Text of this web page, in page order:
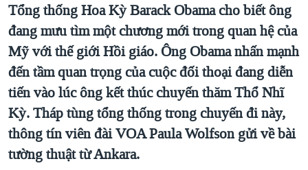
điều
hướng
chính
Đi
tới
"Tìm"
DIỄN ĐÀN
MỤC
TỰ DO BÁO CHÍ
VẠCH TRẦN TIN GIẢ
NGƯỜI VIỆT HẢI NGOẠI
ĐỜI SỐNG
KINH TẾ
CHUYÊN ĐỀ
CHIẾN TRANH THƯƠNG MẠI CỦA MỸ: QUÁ KHỨ VÀ HIỆN
HÀNH TRÌNH BẦU CỬ 2024
MỘT NĂM CHIẾN TRANH TẠI DẢI GAZA
HỌC TIẾNG ANH
VIDEO
NGHE
Tổng thống Hoa Kỳ Barack Obama cho biết ông
đang mưu tìm một chương mới trong quan hệ của
Mỹ với thế giới Hồi giáo. Ông Obama nhấn mạnh
đến tầm quan trọng của cuộc đối thoại đang diễn
tiến vào lúc ông kết thúc chuyến thăm Thổ Nhĩ
Kỳ. Tháp tùng tổng thống trong chuyến đi này,
thông tín viên đài VOA Paula Wolfson gửi về bài
tường thuật từ Ankara.